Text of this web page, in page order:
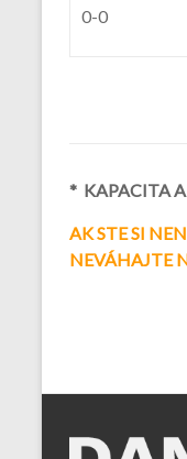
0-0
* KAPACITA
AK STE SI
NEVÁHAJTE